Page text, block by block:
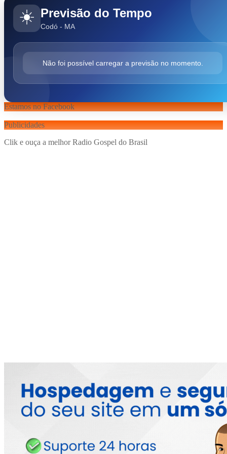
☀️ Previsão do Tempo
Codó - MA
Não foi possível carregar a previsão no momento.
Estamos no Facebook
Publicidades
Clik e ouça a melhor Radio Gospel do Brasil